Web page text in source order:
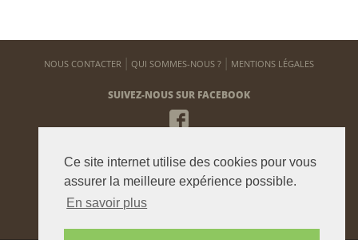
Ce site internet utilise des cookies pour vous
assurer la meilleure expérience possible.
En savoir plus
NOUS CONTACTER QUI SOMMES-NOUS ? MENTIONS LÉGALES
SUIVEZ-NOUS SUR FACEBOOK
NEWSLETTER
Pour vous tenir informé de notre actualité